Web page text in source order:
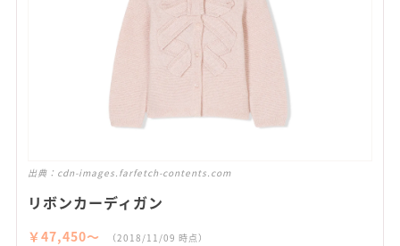
出典： cdn-images.farfetch-contents.com
リボンカーディガン
￥47,450〜 （2018/11/09 時点）